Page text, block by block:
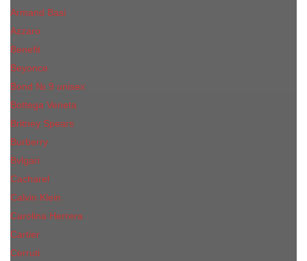
Armand Basi
Azzaro
Benefit
Beyonce
Bond № 9 unisex
Bottega Veneta
Britney Spears
Burberry
Bvlgari
Cacharel
Calvin Klein
Carolina Herrera
Cartier
Cerruti